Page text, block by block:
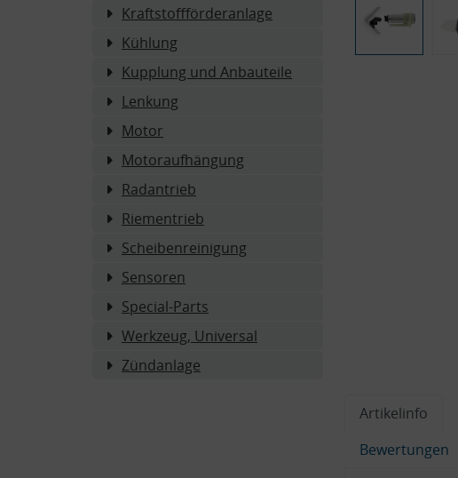
Kraftstoffförderanlage
Kühlung
Kupplung und Anbauteile
Lenkung
Motor
Motoraufhängung
Radantrieb
Riementrieb
Scheibenreinigung
Sensoren
Special-Parts
Werkzeug, Universal
Zündanlage
Artikelinfo
Bewertungen